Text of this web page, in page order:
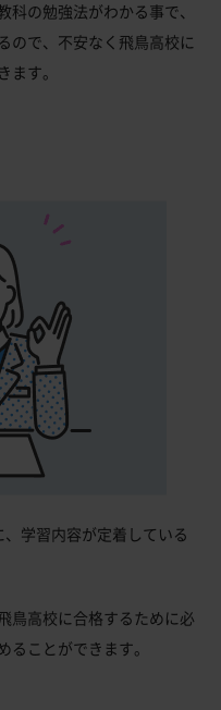
の勉強法がわかる事で、
ので、不安なく飛鳥高校に
す。
学習内容が定着している
鳥高校に合格するために必
ことができます。